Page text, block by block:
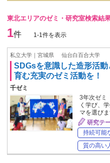
東北エリアのゼミ・研究室検索結
1件 1-1件を表示
私立大学｜宮城県 仙台白百合大学
SDGsを意識した造形活
育む充実のゼミ活動を！
千ゼミ
3年次ゼミ
く学び、
マを選び
研究テ
持続可能
質の高い